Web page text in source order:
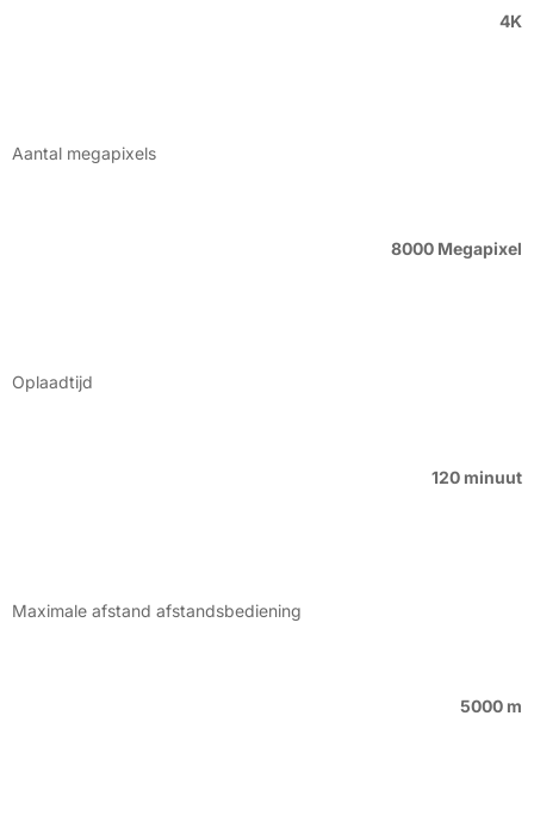
4K
Aantal megapixels
8000 Megapixel
Oplaadtijd
120 minuut
Maximale afstand afstandsbediening
5000 m